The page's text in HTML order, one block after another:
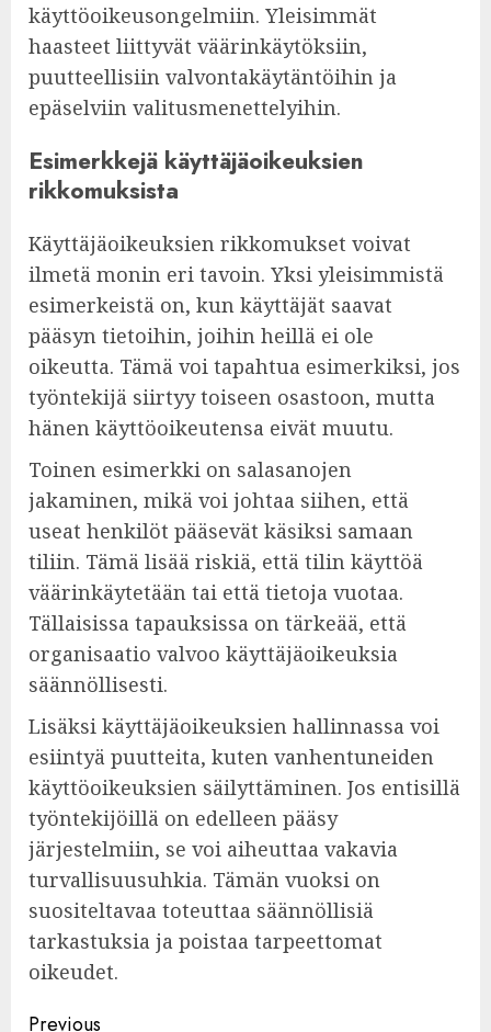
käyttöoikeusongelmiin. Yleisimmät
haasteet liittyvät väärinkäytöksiin,
puutteellisiin valvontakäytäntöihin ja
epäselviin valitusmenettelyihin.
Esimerkkejä käyttäjäoikeuksien
rikkomuksista
Käyttäjäoikeuksien rikkomukset voivat
ilmetä monin eri tavoin. Yksi yleisimmistä
esimerkeistä on, kun käyttäjät saavat
pääsyn tietoihin, joihin heillä ei ole
oikeutta. Tämä voi tapahtua esimerkiksi, jos
työntekijä siirtyy toiseen osastoon, mutta
hänen käyttöoikeutensa eivät muutu.
Toinen esimerkki on salasanojen
jakaminen, mikä voi johtaa siihen, että
useat henkilöt pääsevät käsiksi samaan
tiliin. Tämä lisää riskiä, että tilin käyttöä
väärinkäytetään tai että tietoja vuotaa.
Tällaisissa tapauksissa on tärkeää, että
organisaatio valvoo käyttäjäoikeuksia
säännöllisesti.
Lisäksi käyttäjäoikeuksien hallinnassa voi
esiintyä puutteita, kuten vanhentuneiden
käyttöoikeuksien säilyttäminen. Jos entisillä
työntekijöillä on edelleen pääsy
järjestelmiin, se voi aiheuttaa vakavia
turvallisuusuhkia. Tämän vuoksi on
suositeltavaa toteuttaa säännöllisiä
tarkastuksia ja poistaa tarpeettomat
oikeudet.
Previous